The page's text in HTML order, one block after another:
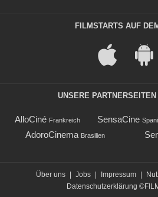
FILMSTARTS AUF
UNSERE
AlloCiné Frankreich SensaCine
AdoroCinema Brasilien
Über uns Jobs Impressum
Datenschutzerklärung